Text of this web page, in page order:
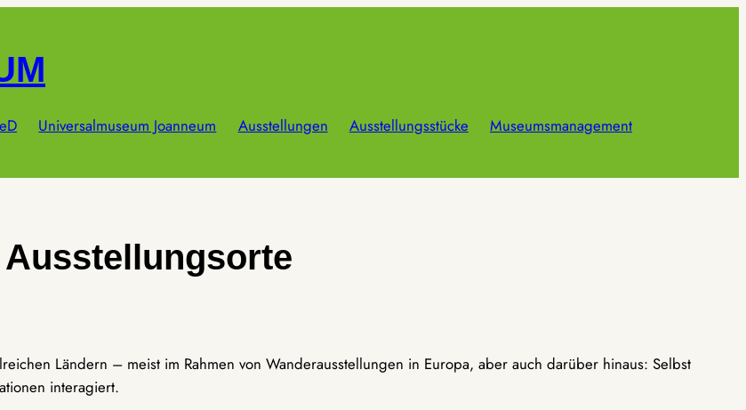
Universalmuseum Joanneum Ausstellungen Ausstellungsstücke
Museumsmanagement
Ausstellungsorte
Ländern – meist im Rahmen von Wanderausstellungen in Europa, aber auch darüber hinaus: Selbst
interagiert.